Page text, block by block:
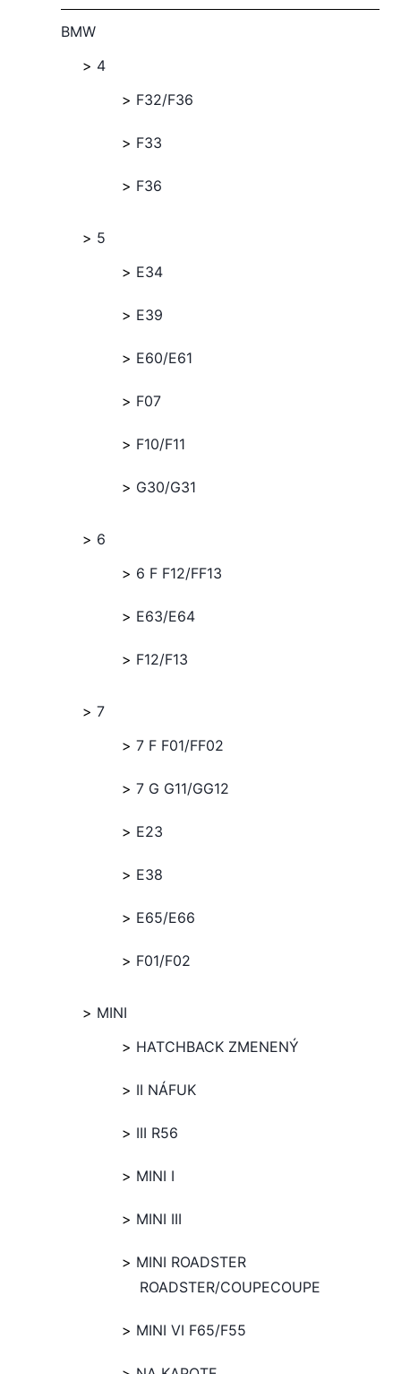
BMW
4
F32/F36
F33
F36
5
E34
E39
E60/E61
F07
F10/F11
G30/G31
6
6 F F12/FF13
E63/E64
F12/F13
7
7 F F01/FF02
7 G G11/GG12
E23
E38
E65/E66
F01/F02
MINI
HATCHBACK ZMENENÝ
II NÁFUK
III R56
MINI I
MINI III
MINI ROADSTER
ROADSTER/COUPECOUPE
MINI VI F65/F55